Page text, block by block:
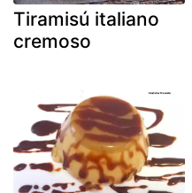
Tiramisú italiano
cremoso